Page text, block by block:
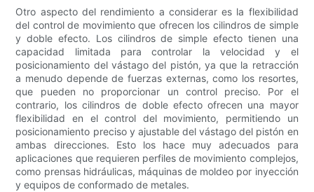
Otro aspecto del rendimiento a considerar es la flexibilidad
del control de movimiento que ofrecen los cilindros de simple
y doble efecto. Los cilindros de simple efecto tienen una
capacidad limitada para controlar la velocidad y el
posicionamiento del vástago del pistón, ya que la retracción
a menudo depende de fuerzas externas, como los resortes,
que pueden no proporcionar un control preciso. Por el
contrario, los cilindros de doble efecto ofrecen una mayor
flexibilidad en el control del movimiento, permitiendo un
posicionamiento preciso y ajustable del vástago del pistón en
ambas direcciones. Esto los hace muy adecuados para
aplicaciones que requieren perfiles de movimiento complejos,
como prensas hidráulicas, máquinas de moldeo por inyección
y equipos de conformado de metales.